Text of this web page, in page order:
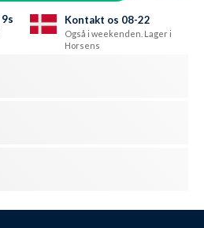
7s Kontakt os 08-22
Også i weekenden. Lager i
Horsens